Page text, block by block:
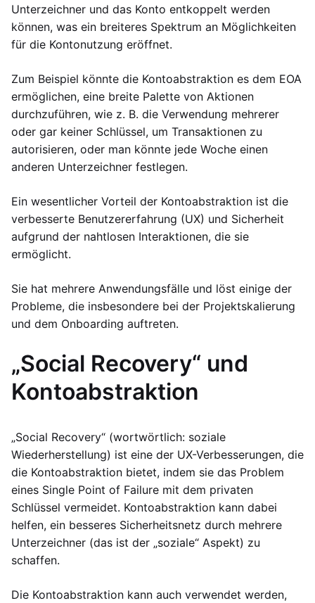
Unterzeichner und das Konto entkoppelt werden
können, was ein breiteres Spektrum an Möglichkeiten
für die Kontonutzung eröffnet.
Zum Beispiel könnte die Kontoabstraktion es dem EOA
ermöglichen, eine breite Palette von Aktionen
durchzuführen, wie z. B. die Verwendung mehrerer
oder gar keiner Schlüssel, um Transaktionen zu
autorisieren, oder man könnte jede Woche einen
anderen Unterzeichner festlegen.
Ein wesentlicher Vorteil der Kontoabstraktion ist die
verbesserte Benutzererfahrung (UX) und Sicherheit
aufgrund der nahtlosen Interaktionen, die sie
ermöglicht.
Sie hat mehrere Anwendungsfälle und löst einige der
Probleme, die insbesondere bei der Projektskalierung
und dem Onboarding auftreten.
„Social Recovery“ und
Kontoabstraktion
„Social Recovery“ (wortwörtlich: soziale
Wiederherstellung) ist eine der UX-Verbesserungen, die
die Kontoabstraktion bietet, indem sie das Problem
eines Single Point of Failure mit dem privaten
Schlüssel vermeidet. Kontoabstraktion kann dabei
helfen, ein besseres Sicherheitsnetz durch mehrere
Unterzeichner (das ist der „soziale“ Aspekt) zu
schaffen.
Die Kontoabstraktion kann auch verwendet werden,